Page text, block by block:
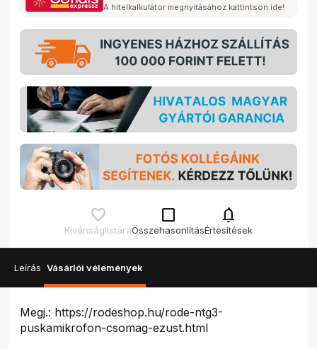
A hitelkalkulátor megnyitásához kattintson ide!
Kívánságlistára
check_box_outline_blank
Összehasonlítás
notifications
Értesítések
Leírás Vásárlói vélemények
Megj.: https://rodeshop.hu/rode-ntg3-
puskamikrofon-csomag-ezust.html